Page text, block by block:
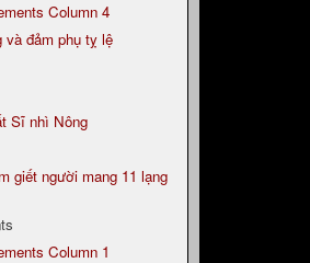
Column 4
và đảm phụ tỵ lệ
Sĩ nhì Nông
giết người mang 11 lạng
Column 1